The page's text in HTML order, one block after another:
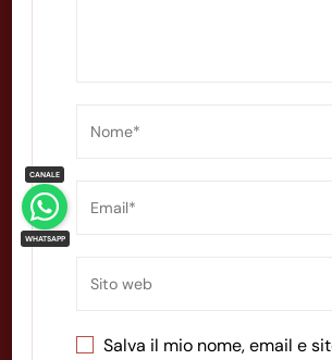
Salva il mio nome, email e